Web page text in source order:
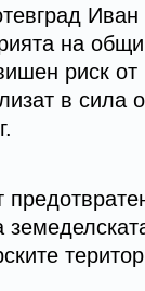
на
риск
в сила